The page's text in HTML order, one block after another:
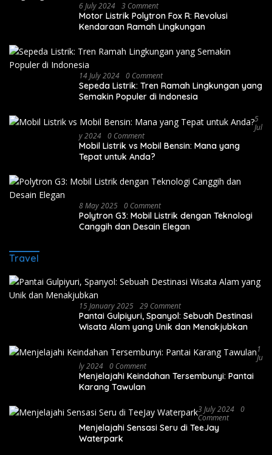
6 July 2024 3 Comment
Motor Listrik Polytron Fox R: Revolusi
Kendaraan Ramah Lingkungan
14 July 2024 0 Comment
Sepeda Listrik: Tren Ramah Lingkungan yang
Semakin Populer di Indonesia
5
Jul
Y 2024 0 Comment
Mobil Listrik vs Mobil Bensin: Mana yang
Tepat untuk Anda?
8 May 2025 0 Comment
Polytron G3: Mobil Listrik dengan Teknologi
Canggih dan Desain Elegan
Travel
15 January 2025 29 Comment
Pantai Gulpiyuri, Spanyol: Sebuah Destinasi
Wisata Alam yang Unik dan Menakjubkan
1
Ju
Ly 2024 0 Comment
Menjelajahi Keindahan Tersembunyi: Pantai
Karang Tawulan
3 July 2024 0
Comment
Menjelajahi Sensasi Seru di TeeJay
Waterpark